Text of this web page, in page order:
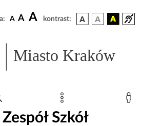
A A A kontrast:
Miasto Kraków
Szkół